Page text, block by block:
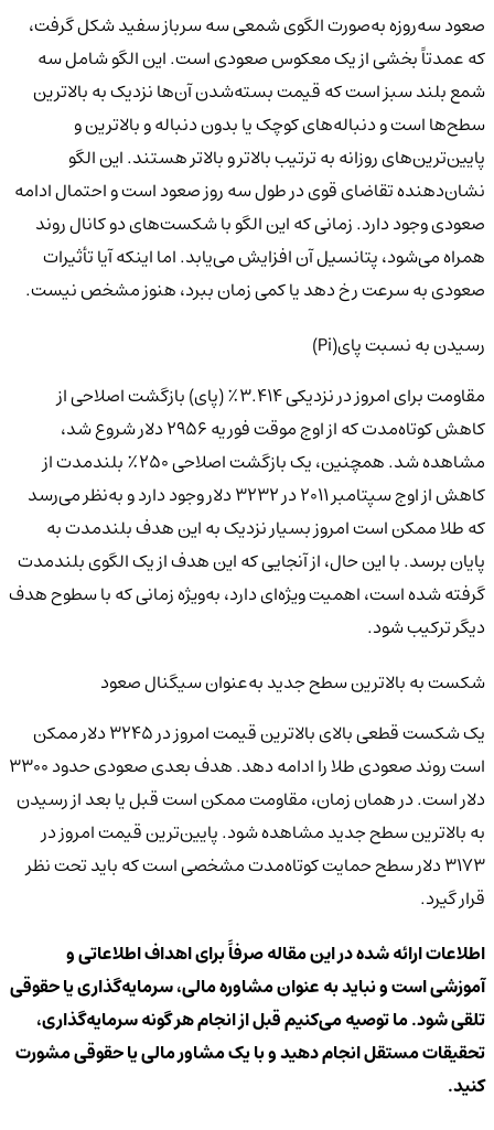
صعود سه‌روزه به‌صورت الگوی شمعی سه سرباز سفید شکل گرفت،
که عمدتاً بخشی از یک معکوس صعودی است. این الگو شامل سه
شمع بلند سبز است که قیمت بسته‌شدن آن‌ها نزدیک به بالاترین
سطح‌ها است و دنباله‌های کوچک یا بدون دنباله و بالاترین و
پایین‌ترین‌های روزانه به ترتیب بالاتر و بالاتر هستند. این الگو
نشان‌دهنده تقاضای قوی در طول سه روز صعود است و احتمال ادامه
صعودی وجود دارد. زمانی که این الگو با شکست‌های دو کانال روند
همراه می‌شود، پتانسیل آن افزایش می‌یابد. اما اینکه آیا تأثیرات
صعودی به سرعت رخ دهد یا کمی زمان ببرد، هنوز مشخص نیست.
رسیدن به نسبت پای(Pi)
مقاومت برای امروز در نزدیکی ۳.۴۱۴٪ (پای) بازگشت اصلاحی از
کاهش کوتاه‌مدت که از اوج موقت فوریه ۲۹۵۶ دلار شروع شد،
مشاهده شد. همچنین، یک بازگشت اصلاحی ۲۵۰٪ بلندمدت از
کاهش از اوج سپتامبر ۲۰۱۱ در ۳۲۳۲ دلار وجود دارد و به‌نظر می‌رسد
که طلا ممکن است امروز بسیار نزدیک به این هدف بلندمدت به
پایان برسد. با این حال، از آنجایی که این هدف از یک الگوی بلندمدت
گرفته شده است، اهمیت ویژه‌ای دارد، به‌ویژه زمانی که با سطوح هدف
دیگر ترکیب شود.
شکست به بالاترین سطح جدید به‌عنوان سیگنال صعود
یک شکست قطعی بالای بالاترین قیمت امروز در ۳۲۴۵ دلار ممکن
است روند صعودی طلا را ادامه دهد. هدف بعدی صعودی حدود ۳۳۰۰
دلار است. در همان زمان، مقاومت ممکن است قبل یا بعد از رسیدن
به بالاترین سطح جدید مشاهده شود. پایین‌ترین قیمت امروز در
۳۱۷۳ دلار سطح حمایت کوتاه‌مدت مشخصی است که باید تحت نظر
قرار گیرد.
اطلاعات ارائه شده در این مقاله صرفاً برای اهداف اطلاعاتی و
آموزشی است و نباید به عنوان مشاوره مالی، سرمایه‌گذاری یا حقوقی
تلقی شود. ما توصیه می‌کنیم قبل از انجام هر گونه سرمایه‌گذاری،
تحقیقات مستقل انجام دهید و با یک مشاور مالی یا حقوقی مشورت
کنید.